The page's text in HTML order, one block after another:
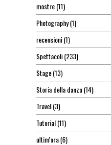
mostre(11)
Photography(1)
recensioni(1)
Spettacoli(233)
Stage(13)
Storia della danza(14)
Travel(3)
Tutorial(11)
ultim'ora(6)